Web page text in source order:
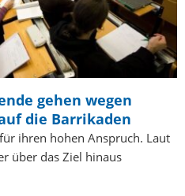
gehen wegen
die Barrikaden
ihren hohen Anspruch. Laut
über das Ziel hinaus